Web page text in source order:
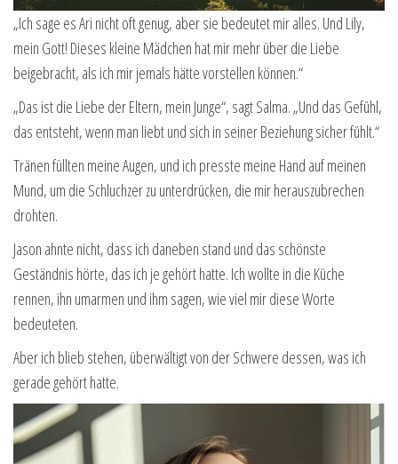
„Ich sage es Ari nicht oft genug, aber sie bedeutet mir alles. Und Lily,
mein Gott! Dieses kleine Mädchen hat mir mehr über die Liebe
beigebracht, als ich mir jemals hätte vorstellen können.“
„Das ist die Liebe der Eltern, mein Junge“, sagt Salma. „Und das Gefühl,
das entsteht, wenn man liebt und sich in seiner Beziehung sicher fühlt.“
Tränen füllten meine Augen, und ich presste meine Hand auf meinen
Mund, um die Schluchzer zu unterdrücken, die mir herauszubrechen
drohten.
Jason ahnte nicht, dass ich daneben stand und das schönste
Geständnis hörte, das ich je gehört hatte. Ich wollte in die Küche
rennen, ihn umarmen und ihm sagen, wie viel mir diese Worte
bedeuteten.
Aber ich blieb stehen, überwältigt von der Schwere dessen, was ich
gerade gehört hatte.